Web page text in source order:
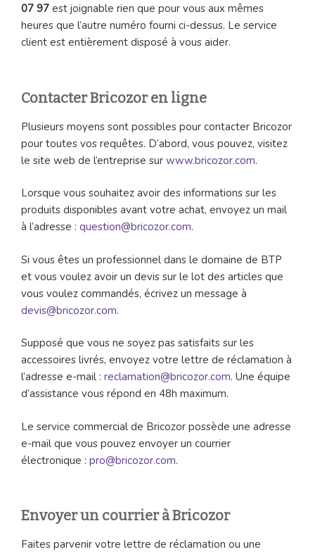
07 97 est joignable rien que pour vous aux mêmes
heures que l’autre numéro fourni ci-dessus. Le service
client est entièrement disposé à vous aider.
Contacter Bricozor en ligne
Plusieurs moyens sont possibles pour contacter Bricozor
pour toutes vos requêtes. D’abord, vous pouvez, visitez
le site web de l’entreprise sur www.bricozor.com.
Lorsque vous souhaitez avoir des informations sur les
produits disponibles avant votre achat, envoyez un mail
à l’adresse : question@bricozor.com.
Si vous êtes un professionnel dans le domaine de BTP
et vous voulez avoir un devis sur le lot des articles que
vous voulez commandés, écrivez un message à
devis@bricozor.com.
Supposé que vous ne soyez pas satisfaits sur les
accessoires livrés, envoyez votre lettre de réclamation à
l’adresse e-mail : reclamation@bricozor.com. Une équipe
d’assistance vous répond en 48h maximum.
Le service commercial de Bricozor possède une adresse
e-mail que vous pouvez envoyer un courrier
électronique : pro@bricozor.com.
Envoyer un courrier à Bricozor
Faites parvenir votre lettre de réclamation ou une